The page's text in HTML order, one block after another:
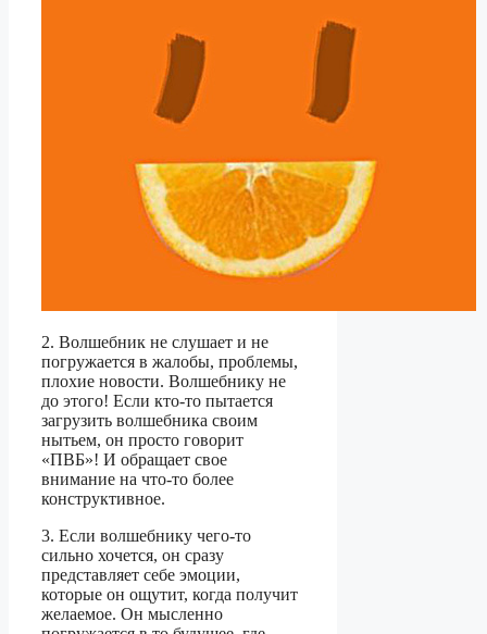
2. Волшебник не слушает и не
погружается в жалобы, проблемы,
плохие новости. Волшебнику не
до этого! Если кто-то пытается
загрузить волшебника своим
нытьем, он просто говорит
«ПВБ»! И обращает свое
внимание на что-то более
конструктивное.
3. Если волшебнику чего-то
сильно хочется, он сразу
представляет себе эмоции,
которые он ощутит, когда получит
желаемое. Он мысленно